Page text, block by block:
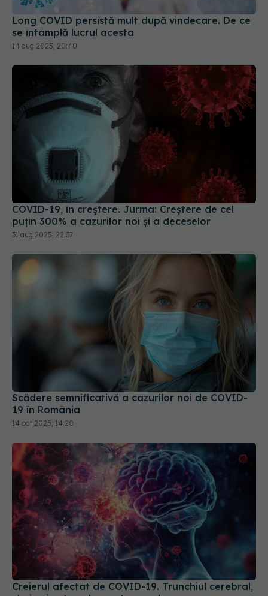
Long COVID persistă mult după vindecare. De ce
se întâmplă lucrul acesta
14 aug 2025, 20:40
COVID-19, în creștere. Jurma: Creștere de cel
puțin 300% a cazurilor noi și a deceselor
31 aug 2025, 22:37
Scădere semnificativă a cazurilor noi de COVID-
19 în România
14 oct 2025, 14:20
Creierul afectat de COVID-19. Trunchiul cerebral,
cheia simptomelor pe termen lung